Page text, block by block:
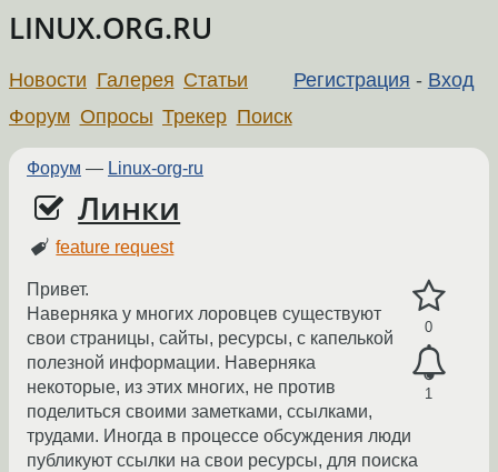
LINUX.ORG.RU
Регистрация - Вход
Новости Галерея Статьи
Форум Опросы Трекер Поиск
Форум — Linux-org-ru
Линки
feature request
0
1
Привет.
Наверняка у многих лоровцев существуют
свои страницы, сайты, ресурсы, с капелькой
полезной информации. Наверняка
некоторые, из этих многих, не против
поделиться своими заметками, ссылками,
трудами. Иногда в процессе обсуждения люди
публикуют ссылки на свои ресурсы, для поиска